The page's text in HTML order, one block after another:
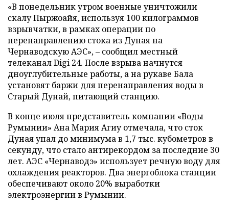
«В понедельник утром военные уничтожили
скалу Пыржоайя, используя 100 килограммов
взрывчатки, в рамках операции по
перенаправлению стока из Дуная на
Чернаводскую АЭС», – сообщил местный
телеканал Digi 24. После взрыва начнутся
дноуглубительные работы, а на рукаве Бала
установят баржи для перенаправления воды в
Старый Дунай, питающий станцию.
В конце июля представитель компании «Воды
Румынии» Ана Мария Агиу отмечала, что сток
Дуная упал до минимума в 1,7 тыс. кубометров в
секунду, что стало антирекордом за последние 30
лет. АЭС «Чернаводэ» использует речную воду для
охлаждения реакторов. Два энергоблока станции
обеспечивают около 20% выработки
электроэнергии в Румынии.